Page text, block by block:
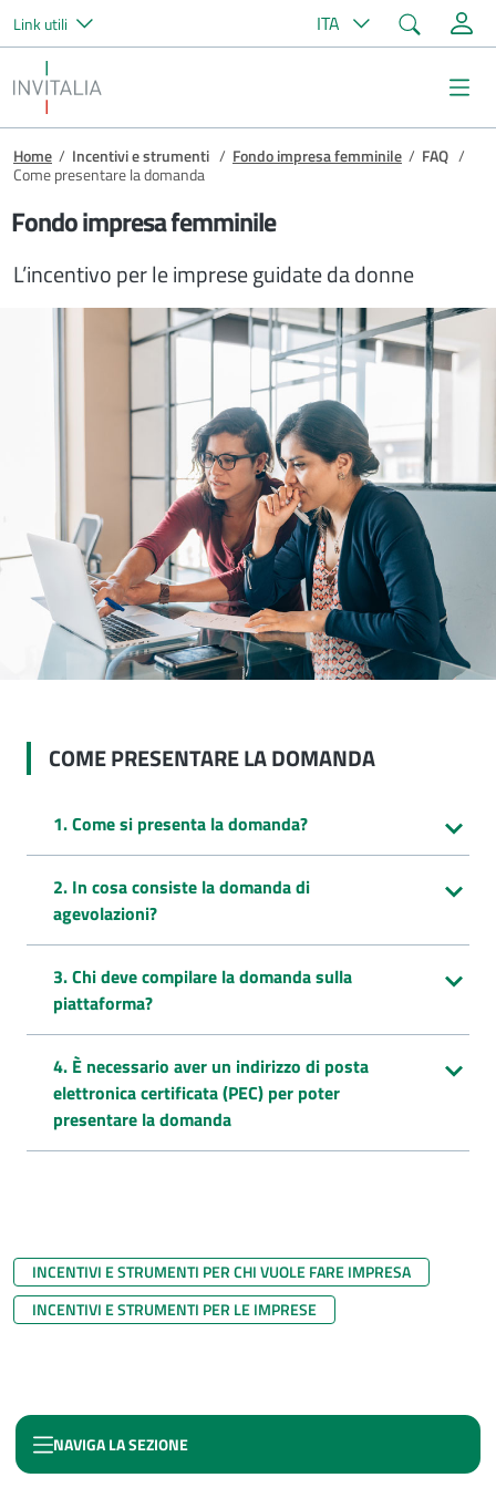
Salta al contenuto principale
Link utili ITA Cerca
Invitalia
Briciole di pane
Home / Incentivi e strumenti / Fondo impresa femminile / FAQ /
Come presentare la domanda
Fondo impresa femminile
L’incentivo per le imprese guidate da donne
COME PRESENTARE LA DOMANDA
1. Come si presenta la domanda?
2. In cosa consiste la domanda di
agevolazioni?
3. Chi deve compilare la domanda sulla
piattaforma?
4. È necessario aver un indirizzo di posta
elettronica certificata (PEC) per poter
presentare la domanda
INCENTIVI E STRUMENTI PER CHI VUOLE FARE IMPRESA
INCENTIVI E STRUMENTI PER LE IMPRESE
NAVIGA LA SEZIONE
FONDO IMPRESA FEMMINILE